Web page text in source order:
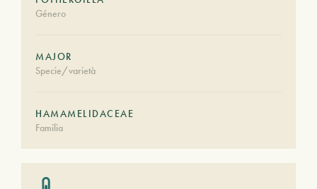
Género
MAJOR
Specie/varietà
HAMAMELIDACEAE
Familia